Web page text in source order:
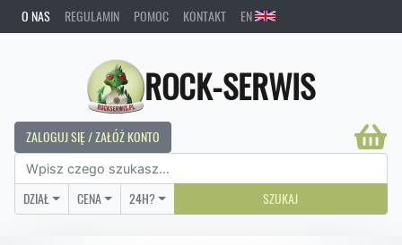
O NAS REGULAMIN POMOC KONTAKT EN
ROCK-SERWIS
ZALOGUJ SIĘ / ZAŁÓŻ KONTO
DZIAŁ CENA 24H? SZUKAJ